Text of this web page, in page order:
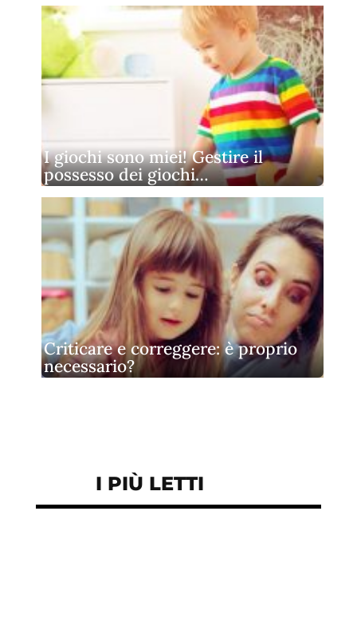
I giochi sono miei! Gestire il
possesso dei giochi…
Criticare e correggere: è proprio
necessario?
I PIÙ LETTI